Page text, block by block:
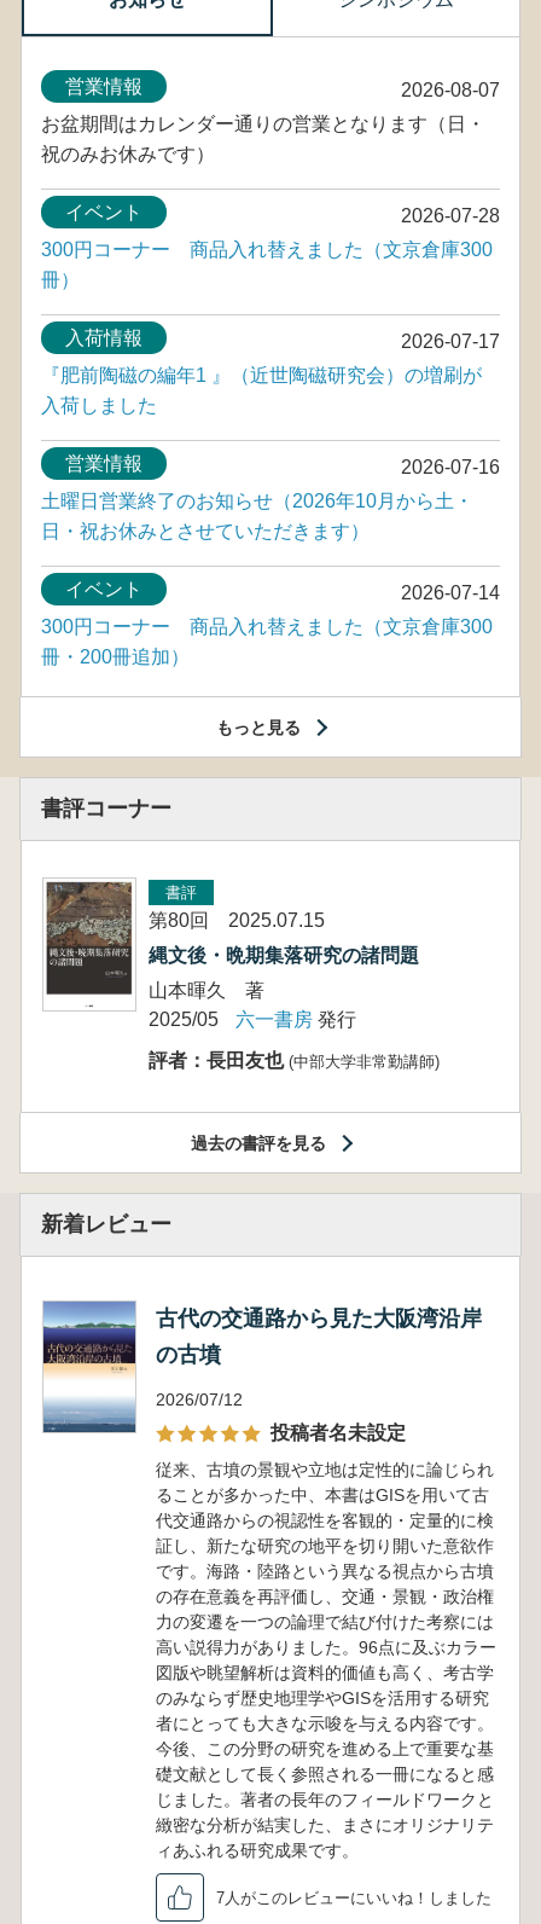
2026-08-07
営業情報
お盆期間はカレンダー通りの営業となります（日・
祝のみお休みです）
2026-07-28
イベント
300円コーナー 商品入れ替えました（文京倉庫300
冊）
2026-07-17
入荷情報
『肥前陶磁の編年1 』（近世陶磁研究会）の増刷が
入荷しました
2026-07-16
営業情報
土曜日営業終了のお知らせ（2026年10月から土・
日・祝お休みとさせていただきます）
2026-07-14
イベント
300円コーナー 商品入れ替えました（文京倉庫300
冊・200冊追加）
もっと見る
書評コーナー
書評
第80回 2025.07.15
縄文後・晩期集落研究の諸問題
山本暉久 著
2025/05
六一書房 発行
評者：長田友也 (中部大学非常勤講師)
過去の書評を見る
新着レビュー
古代の交通路から見た大阪湾沿岸
の古墳
2026/07/12
投稿者名未設定
従来、古墳の景観や立地は定性的に論じられ
ることが多かった中、本書はGISを用いて古
代交通路からの視認性を客観的・定量的に検
証し、新たな研究の地平を切り開いた意欲作
です。海路・陸路という異なる視点から古墳
の存在意義を再評価し、交通・景観・政治権
力の変遷を一つの論理で結び付けた考察には
高い説得力がありました。96点に及ぶカラー
図版や眺望解析は資料的価値も高く、考古学
のみならず歴史地理学やGISを活用する研究
者にとっても大きな示唆を与える内容です。
今後、この分野の研究を進める上で重要な基
礎文献として長く参照される一冊になると感
じました。著者の長年のフィールドワークと
緻密な分析が結実した、まさにオリジナリテ
ィあふれる研究成果です。
7人がこのレビューにいいね！しました